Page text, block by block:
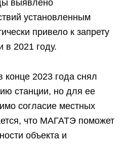
выявлено
установленным
привело к запрету
в 2021 году.
конце 2023 года снял
станции, но для ее
согласие местных
что МАГАТЭ поможет
объекта и